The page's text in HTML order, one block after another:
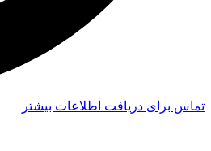
تماس برای دریافت اطلاعات بیشتر